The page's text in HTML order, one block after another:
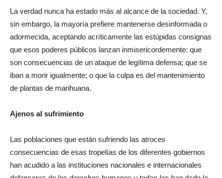
La verdad nunca ha estado más al alcance de la sociedad. Y,
sin embargo, la mayoría prefiere mantenerse desinformada o
adormecida, aceptando acríticamente las estúpidas consignas
que esos poderes públicos lanzan inmisericordemente: que
son consecuencias de un ataque de legítima defensa; que se
iban a morir igualmente; o que la culpa es del mantenimiento
de plantas de marihuana.
Ajenos al sufrimiento
Las poblaciones que están sufriendo las atroces
consecuencias de esas tropelías de los diferentes gobiernos
han acudido a las instituciones nacionales e internacionales